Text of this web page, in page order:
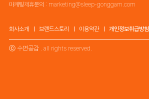
마케팅제휴문의 : marketing@sleep-gonggam.com
회사소개 브랜드스토리 이용약관 개인정보취급방침
ⓒ 수면공감 . all rights reserved.